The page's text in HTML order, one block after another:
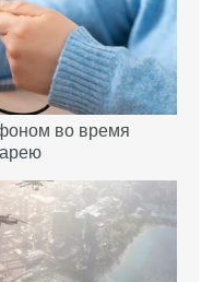
во время